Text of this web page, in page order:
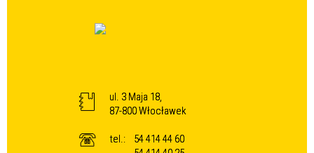
ul. 3 Maja 18,
87-800 Włocławek
tel.:
54 414 44 60